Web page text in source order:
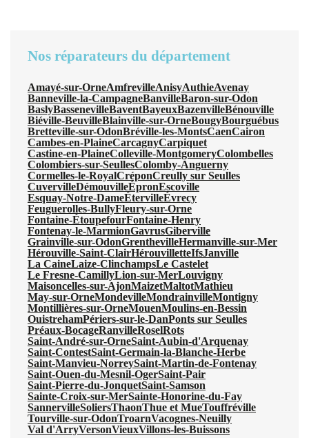
Nos réparateurs du département
Amayé-sur-OrneAmfrevilleAnisyAuthieAvenay
Banneville-la-CampagneBanvilleBaron-sur-Odon
BaslyBassenevilleBaventBayeuxBazenvilleBénouville
Biéville-BeuvilleBlainville-sur-OrneBougyBourguébus
Bretteville-sur-OdonBréville-les-MontsCaenCairon
Cambes-en-PlaineCarcagnyCarpiquet
Castine-en-PlaineColleville-MontgomeryColombelles
Colombiers-sur-SeullesColomby-Anguerny
Cormelles-le-RoyalCréponCreully sur Seulles
CuvervilleDémouvilleÉpronEscoville
Esquay-Notre-DameÉtervilleÉvrecy
Feuguerolles-BullyFleury-sur-Orne
Fontaine-ÉtoupefourFontaine-Henry
Fontenay-le-MarmionGavrusGiberville
Grainville-sur-OdonGrenthevilleHermanville-sur-Mer
Hérouville-Saint-ClairHérouvilletteIfsJanville
La CaineLaize-ClinchampsLe Castelet
Le Fresne-CamillyLion-sur-MerLouvigny
Maisoncelles-sur-AjonMaizetMaltotMathieu
May-sur-OrneMondevilleMondrainvilleMontigny
Montillières-sur-OrneMouenMoulins-en-Bessin
OuistrehamPériers-sur-le-DanPonts sur Seulles
Préaux-BocageRanvilleRoselRots
Saint-André-sur-OrneSaint-Aubin-d'Arquenay
Saint-ContestSaint-Germain-la-Blanche-Herbe
Saint-Manvieu-NorreySaint-Martin-de-Fontenay
Saint-Ouen-du-Mesnil-OgerSaint-Pair
Saint-Pierre-du-JonquetSaint-Samson
Sainte-Croix-sur-MerSainte-Honorine-du-Fay
SannervilleSoliersThaonThue et MueTouffréville
Tourville-sur-OdonTroarnVacognes-Neuilly
Val d'ArryVersonVieuxVillons-les-Buissons